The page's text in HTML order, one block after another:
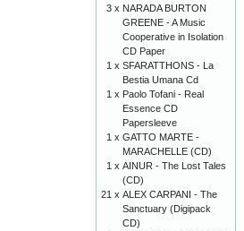
3 x NARADA BURTON
GREENE - A Music
Cooperative in Isolation
CD Paper
1 x SFARATTHONS - La
Bestia Umana Cd
1 x Paolo Tofani - Real
Essence CD
Papersleeve
1 x GATTO MARTE -
MARACHELLE (CD)
1 x AINUR - The Lost Tales
(CD)
21 x ALEX CARPANI - The
Sanctuary (Digipack
CD)